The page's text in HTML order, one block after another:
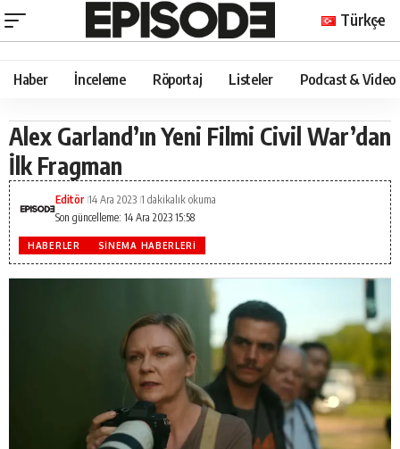
Türkçe
Haber İnceleme Röportaj Listeler Podcast & Video
Alex Garland’ın Yeni Filmi Civil War’dan
İlk Fragman
Son güncelleme: 14 Ara 2023 15:58
Editör 14 Ara 2023 1 dakikalık okuma
HABERLER SINEMA HABERLERI